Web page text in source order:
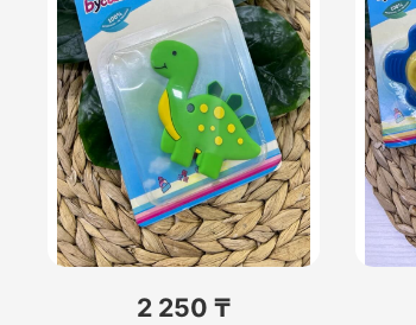
2 250 ₸